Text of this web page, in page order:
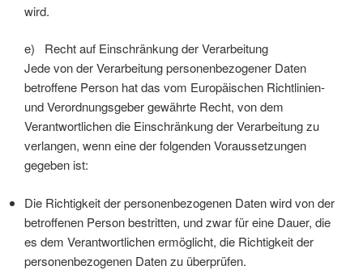
wird.
e) Recht auf Einschränkung der Verarbeitung
Jede von der Verarbeitung personenbezogener Daten
betroffene Person hat das vom Europäischen Richtlinien-
und Verordnungsgeber gewährte Recht, von dem
Verantwortlichen die Einschränkung der Verarbeitung zu
verlangen, wenn eine der folgenden Voraussetzungen
gegeben ist:
Die Richtigkeit der personenbezogenen Daten wird von der
betroffenen Person bestritten, und zwar für eine Dauer, die
es dem Verantwortlichen ermöglicht, die Richtigkeit der
personenbezogenen Daten zu überprüfen.